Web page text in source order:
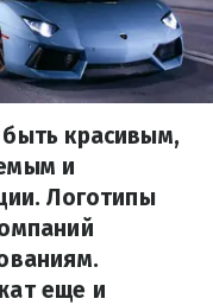
красивым,
и
Логотипы
еще и